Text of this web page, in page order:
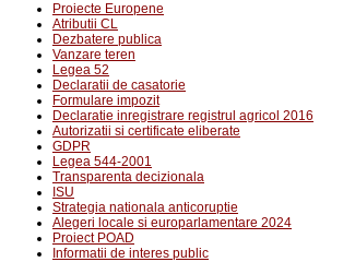
Proiecte Europene
Atributii CL
Dezbatere publica
Vanzare teren
Legea 52
Declaratii de casatorie
Formulare impozit
Declaratie inregistrare registrul agricol 2016
Autorizatii si certificate eliberate
GDPR
Legea 544-2001
Transparenta decizionala
ISU
Strategia nationala anticoruptie
Alegeri locale si europarlamentare 2024
Proiect POAD
Informatii de interes public